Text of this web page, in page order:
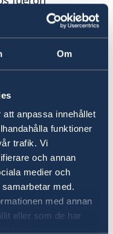
Om
anpassa innehållet
funktioner
trafik. Vi
och annan
medier och
med.
med annan
eller som de har
Suecia por el
tenido éxito en el
Reino Unido e
Dongha sido
de Suecia
Santa Maria ,